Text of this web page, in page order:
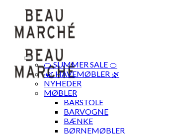
content
🍊 SUMMER SALE 🍊
·🌿 HAVEMØBLER 🌿
NYHEDER
MØBLER
BARSTOLE
BARVOGNE
BÆNKE
BØRNEMØBLER